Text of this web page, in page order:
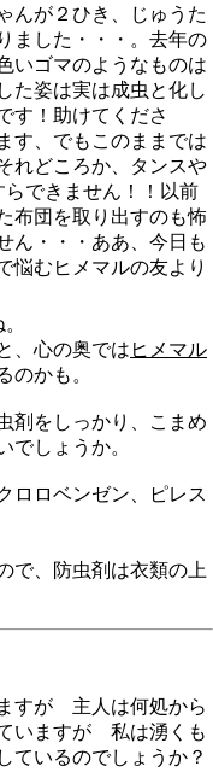
んが２ひき、じゅうた
ました・・・。去年の
いゴマのようなものは
た姿は実は成虫と化し
す！助けてくださ
す、でもこのままでは
れどころか、タンスや
できません！！以前
布団を取り出すのも怖
ん・・・ああ、今日も
むヒメマルの友より
、心の奥では ヒメマル
のかも。
剤をしっかり、こまめ
でしょうか。
ロロベンゼン、ピレス
で、防虫剤は衣類の上
すが 主人は何処から
いますが 私は湧くも
ているのでしょうか？